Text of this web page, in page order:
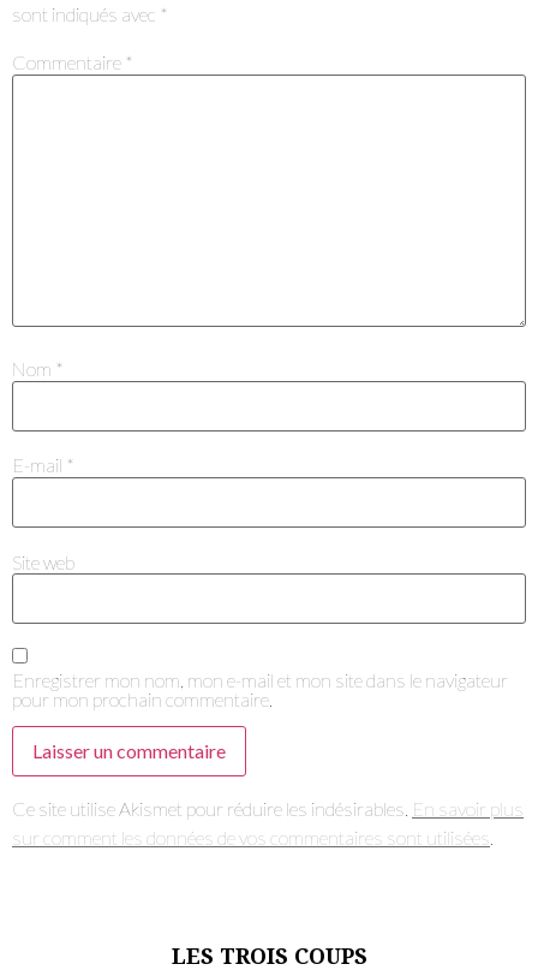
sont indiqués avec *
Commentaire *
Nom *
E-mail *
Site web
Enregistrer mon nom, mon e-mail et mon site dans le navigateur
pour mon prochain commentaire.
Ce site utilise Akismet pour réduire les indésirables. En savoir plus
sur comment les données de vos commentaires sont utilisées
LES TROIS COUPS